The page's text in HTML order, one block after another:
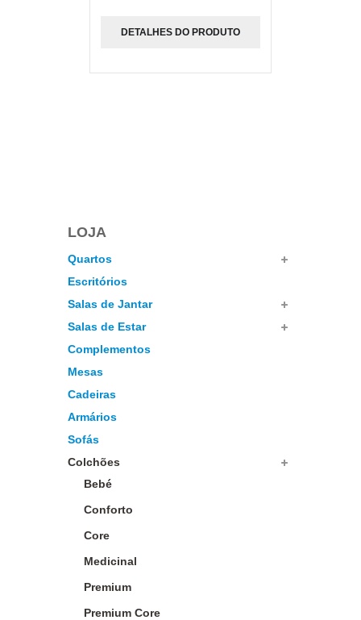
DETALHES DO PRODUTO
LOJA
Quartos
Escritórios
Salas de Jantar
Salas de Estar
Complementos
Mesas
Cadeiras
Armários
Sofás
Colchões
Bebé
Conforto
Core
Medicinal
Premium
Premium Core